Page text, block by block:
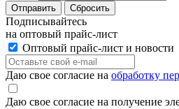
Отправить Сбросить
Подписывайтесь
на оптовый прайс-лист
Оптовый прайс-лист и новости
Даю свое согласие на обработку
Даю свое согласие на получение